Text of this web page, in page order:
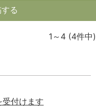
る
1～4 (4件中)
付けます